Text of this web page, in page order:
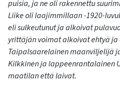
puisia, ja ne oli rakennettu
Liike oli laajimmillaan -1920-
eli sulkeutunut ja alkoivat
yrittäjän voimat alkoivat ehtyä ja
Taipalsaarelainen maanviljelijä
Kilkkinen ja lappeenrantalainen
maatilan että laivat.